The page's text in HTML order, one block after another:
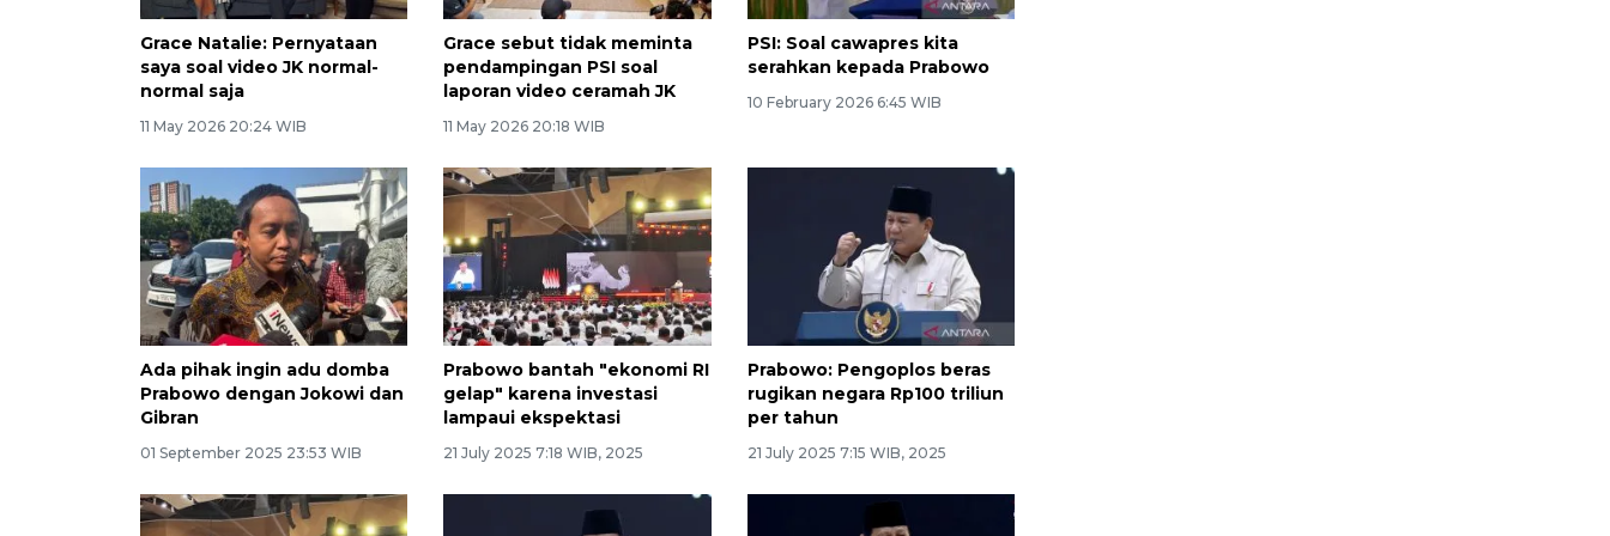
Grace Natalie: Pernyataan
saya soal video JK normal-
normal saja
11 May 2026 20:24 WIB
Grace sebut tidak meminta
pendampingan PSI soal
laporan video ceramah JK
11 May 2026 20:18 WIB
PSI: Soal cawapres kita
serahkan kepada Prabowo
10 February 2026 6:45 WIB
Ada pihak ingin adu domba
Prabowo dengan Jokowi dan
Gibran
01 September 2025 23:53 WIB
Prabowo bantah "ekonomi RI
gelap" karena investasi
lampaui ekspektasi
21 July 2025 7:18 WIB, 2025
Prabowo: Pengoplos beras
rugikan negara Rp100 triliun
per tahun
21 July 2025 7:15 WIB, 2025